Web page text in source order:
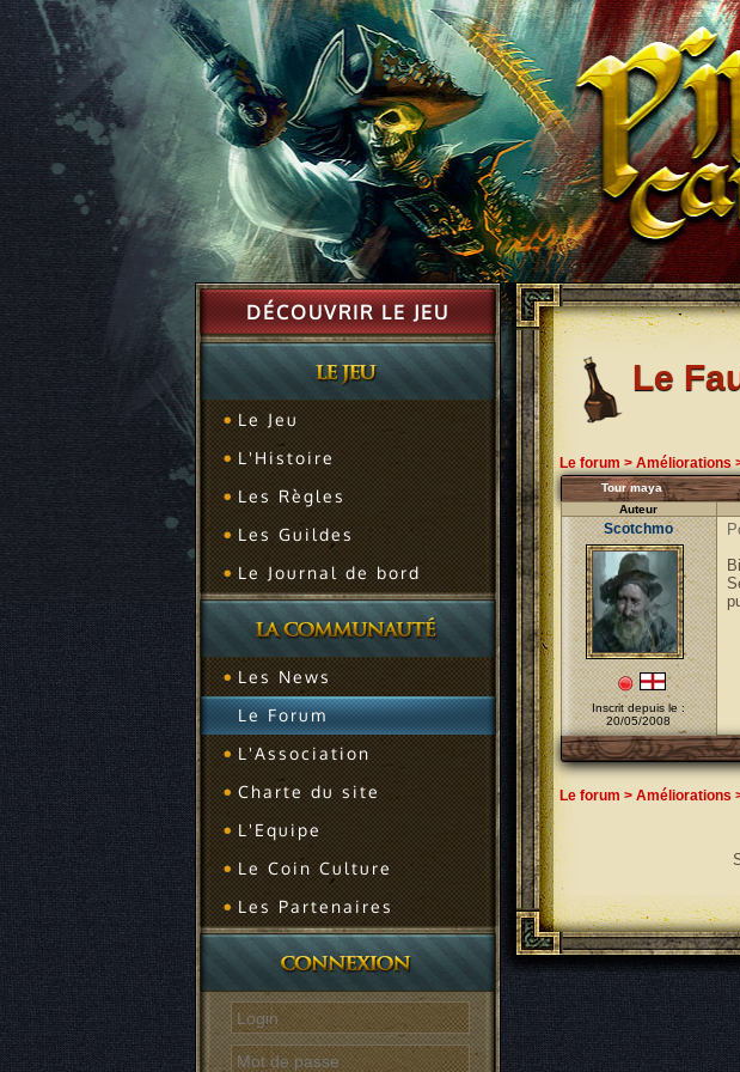
DÉCOUVRIR LE JEU
Le Jeu
L'Histoire
Les Règles
Les Guildes
Le Journal de bord
Les News
Le Forum
L'Association
Charte du site
L'Equipe
Le Coin Culture
Les Partenaires
Le
Le forum > Améliorations
Tour maya
Auteur
Scotchmo
Inscrit depuis le :
20/05/2008
Le forum > Améliorations